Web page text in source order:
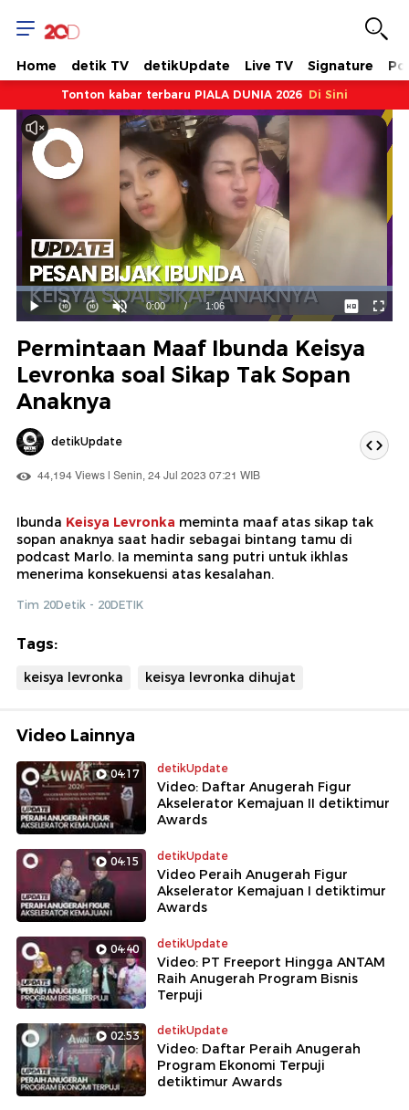
Home detik TV detikUpdate Live TV Signature
Tonton kabar terbaru PIALA DUNIA 2026 Di Sini
Mainkan
Suara
Hidup
Waktu
0:00 / Durasi
1:06
Dimuat:
100.00%
Permintaan Maaf Ibunda Keisya
Levronka soal Sikap Tak Sopan
Anaknya
detikUpdate
44,194 Views | Senin, 24 Jul 2023 07:21 WIB
Ibunda Keisya Levronka meminta maaf atas sikap tak
sopan anaknya saat hadir sebagai bintang tamu di
podcast Marlo. Ia meminta sang putri untuk ikhlas
menerima konsekuensi atas kesalahan.
Tim 20Detik - 20DETIK
Tags:
keisya levronka keisya levronka dihujat
Video Lainnya
04:17 detikUpdate
Video: Daftar Anugerah Figur
Akselerator Kemajuan II detiktimur
Awards
04:15 detikUpdate
Video Peraih Anugerah Figur
Akselerator Kemajuan I detiktimur
Awards
04:40 detikUpdate
Video: PT Freeport Hingga ANTAM
Raih Anugerah Program Bisnis
Terpuji
02:53 detikUpdate
Video: Daftar Peraih Anugerah
Program Ekonomi Terpuji
detiktimur Awards